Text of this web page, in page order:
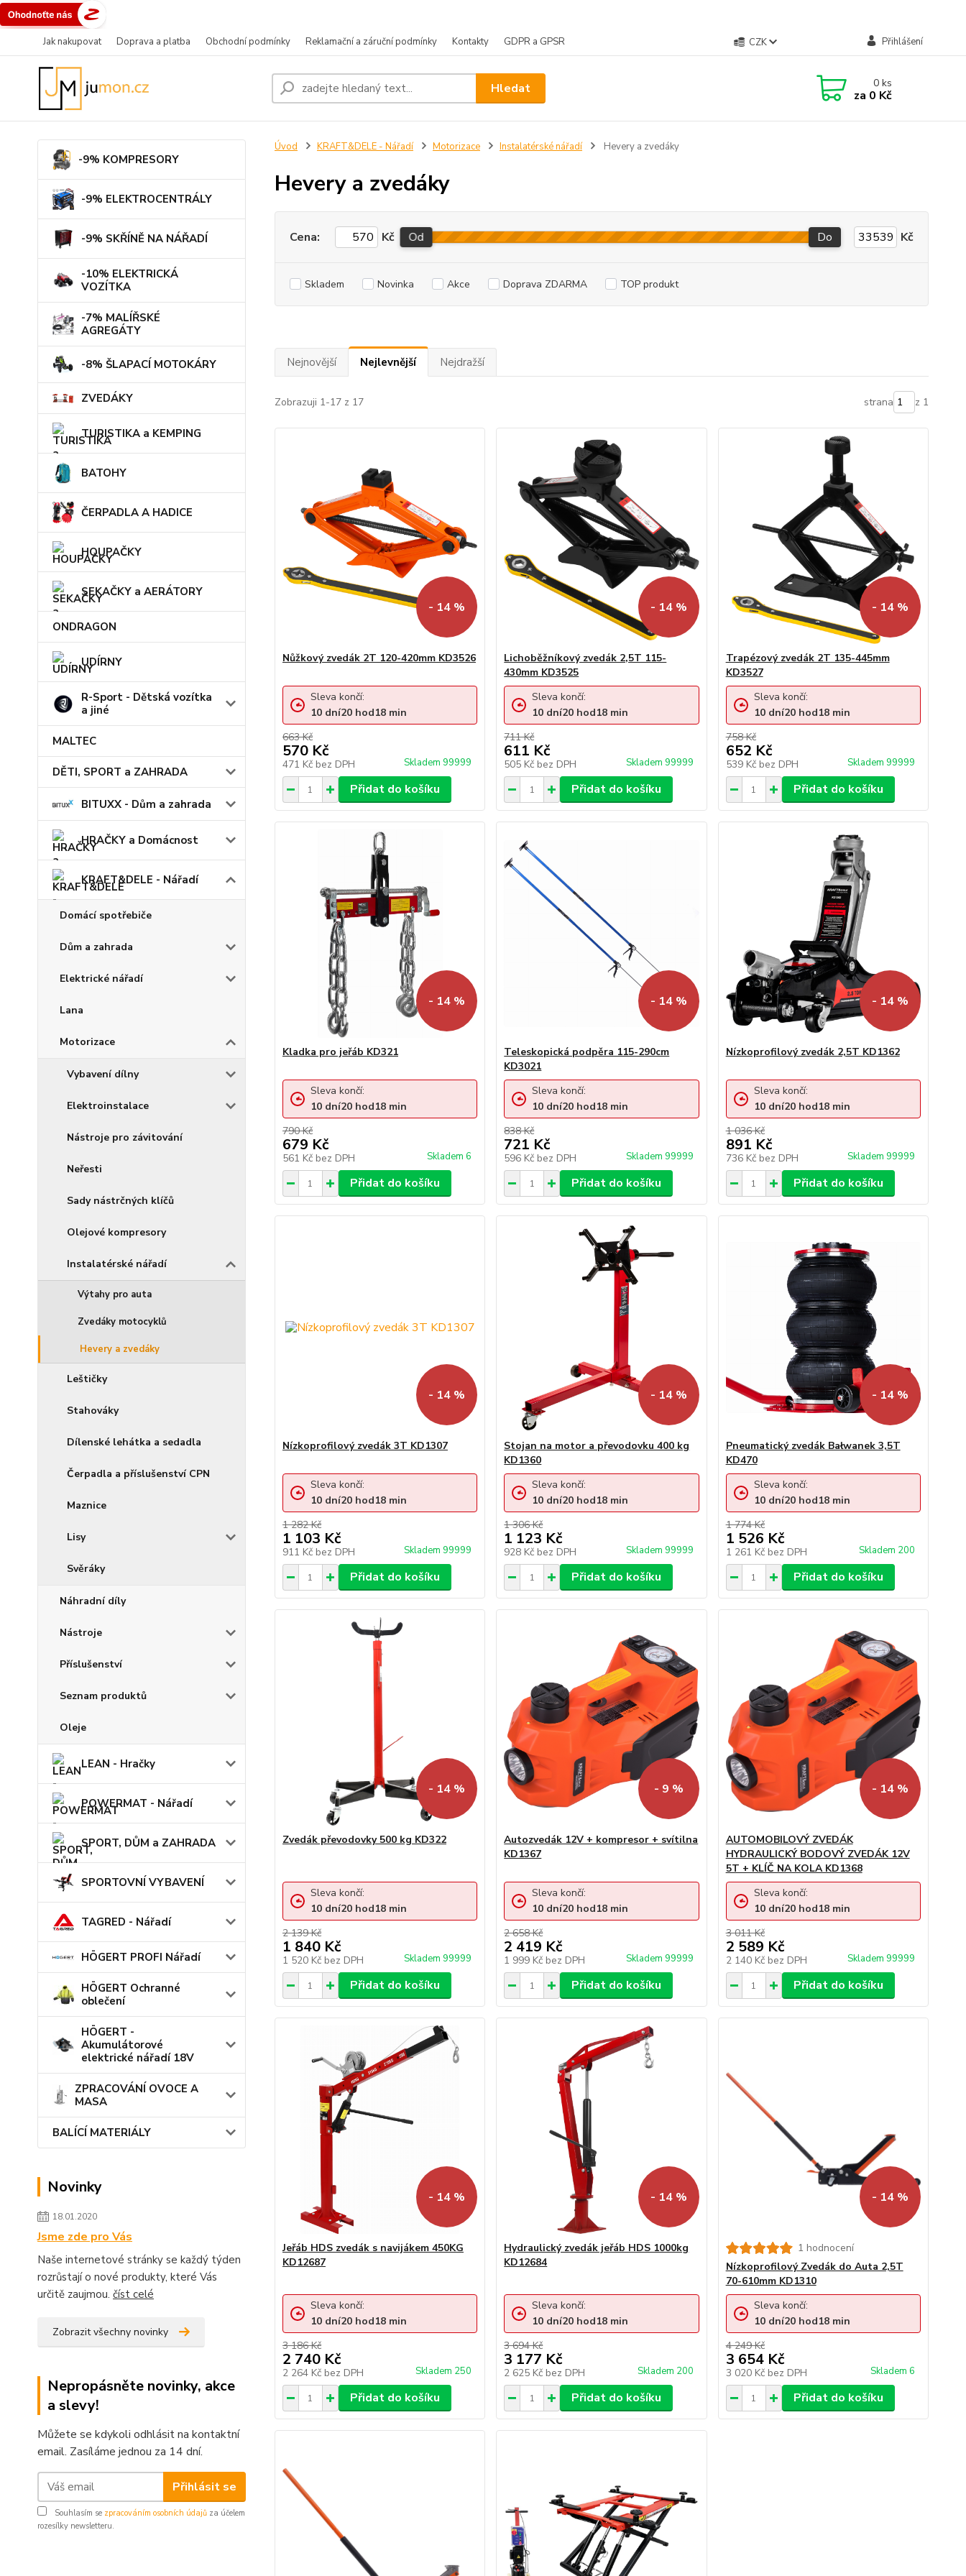
Jak nakupovat Doprava a platba Obchodní podmínky Reklamační a záruční podmínky Kontakty GDPR a GPSR CZK Přihlášení
Hledat 0ks
za 0 Kč
-9% KOMPRESORY
-9% ELEKTROCENTRÁLY
-9% SKŘÍNĚ NA NÁŘADÍ
-10% ELEKTRICKÁ
VOZÍTKA
-7% MALÍŘSKÉ
AGREGÁTY
-8% ŠLAPACÍ MOTOKÁRY
ZVEDÁKY
TURISTIKA a KEMPING
BATOHY
ČERPADLA A HADICE
HOUPAČKY
SEKAČKY a AERÁTORY
ONDRAGON
UDÍRNY
R-Sport - Dětská vozítka
a jiné
MALTEC
DĚTI, SPORT a ZAHRADA
BITUXX - Dům a zahrada
HRAČKY a Domácnost
KRAFT&DELE - Nářadí
Domácí spotřebiče
Dům a zahrada
Elektrické nářadí
Lana
Motorizace
Vybavení dílny
Elektroinstalace
Nástroje pro závitování
Neřesti
Sady nástrčných klíčů
Olejové kompresory
Instalatérské nářadí
Výtahy pro auta
Zvedáky motocyklů
Hevery a zvedáky
Leštičky
Stahováky
Dílenské lehátka a sedadla
Čerpadla a příslušenství CPN
Maznice
Lisy
Svěráky
Náhradní díly
Nástroje
Příslušenství
Seznam produktů
Oleje
LEAN - Hračky
POWERMAT - Nářadí
SPORT, DŮM a ZAHRADA
SPORTOVNÍ VYBAVENÍ
TAGRED - Nářadí
HÖGERT PROFI Nářadí
HÖGERT Ochranné
oblečení
HÖGERT -
Akumulátorové
elektrické nářadí 18V
ZPRACOVÁNÍ OVOCE A
MASA
BALÍCÍ MATERIÁLY
Novinky
18.01.2020
Jsme zde pro Vás
Naše internetové stránky se každý týden
rozrůstají o nové produkty, které Vás
určitě zaujmou. číst celé
Zobrazit všechny novinky
Nepropásněte novinky, akce
a slevy!
Můžete se kdykoli odhlásit na kontaktní
email. Zasíláme jednou za 14 dní.
Přihlásit se
Souhlasím se zpracováním osobních údajů za účelem
rozesílky newsletteru.
Úvod KRAFT&DELE - Nářadí Motorizace Instalatérské nářadí Hevery a zvedáky
Hevery a zvedáky
Cena: Kč Od Do Kč
Skladem Novinka Akce Doprava ZDARMA TOP produkt
Nejnovější Nejlevnější Nejdražší
Zobrazuji 1-17 z 17 strana z 1
- 14 %
Nůžkový zvedák 2T 120-420mm KD3526
663 Kč
570 Kč
471 Kč bez DPH Skladem 99999
Sleva končí:
10 dní20hod18min
Přidat do košíku
- 14 %
Lichoběžníkový zvedák 2,5T 115-
430mm KD3525
711 Kč
611 Kč
505 Kč bez DPH Skladem 99999
Sleva končí:
10 dní20 hod18 min
Přidat do košíku
- 14 %
Trapézový zvedák 2T 135-445mm
KD3527
758 Kč
652 Kč
539 Kč bez DPH Skladem 99999
Sleva končí:
10 dní20hod18min
Přidat do košíku
- 14 %
Kladka pro jeřáb KD321
790 Kč
679 Kč
561 Kč bez DPH Skladem 6
Sleva končí:
10 dní20hod18min
Přidat do košíku
- 14 %
Teleskopická podpěra 115-290cm
KD3021
838 Kč
721 Kč
596 Kč bez DPH Skladem 99999
Sleva končí:
10 dní20 hod18 min
Přidat do košíku
- 14 %
Nízkoprofilový zvedák 2,5T KD1362
1 036 Kč
891 Kč
736 Kč bez DPH Skladem 99999
Sleva končí:
10 dní20hod18min
Přidat do košíku
- 14 %
Nízkoprofilový zvedák 3T KD1307
1 282 Kč
1 103 Kč
911 Kč bez DPH Skladem 99999
Sleva končí:
10 dní20hod18min
Přidat do košíku
- 14 %
Stojan na motor a převodovku 400 kg
KD1360
1 306 Kč
1 123 Kč
928 Kč bez DPH Skladem 99999
Sleva končí:
10 dní20 hod18 min
Přidat do košíku
- 14 %
Pneumatický zvedák Bałwanek 3,5T
KD470
1 774 Kč
1 526 Kč
1 261 Kč bez DPH Skladem 200
Sleva končí:
10 dní20hod18min
Přidat do košíku
- 14 %
Zvedák převodovky 500 kg KD322
2 139 Kč
1 840 Kč
1 520 Kč bez DPH Skladem 99999
Sleva končí:
10 dní20hod18min
Přidat do košíku
- 9 %
Autozvedák 12V + kompresor + svítilna
KD1367
2 658 Kč
2 419 Kč
1 999 Kč bez DPH Skladem 99999
Sleva končí:
10 dní20 hod18 min
Přidat do košíku
- 14 %
AUTOMOBILOVÝ ZVEDÁK
HYDRAULICKÝ BODOVÝ ZVEDÁK 12V
5T + KLÍČ NA KOLA KD1368
3 011 Kč
2 589 Kč
2 140 Kč bez DPH Skladem 99999
Sleva končí:
10 dní20hod18min
Přidat do košíku
- 14 %
Jeřáb HDS zvedák s navijákem 450KG
KD12687
3 186 Kč
2 740 Kč
2 264 Kč bez DPH Skladem 250
Sleva končí:
10 dní20hod18min
Přidat do košíku
- 14 %
Hydraulický zvedák jeřáb HDS 1000kg
KD12684
3 694 Kč
3 177 Kč
2 625 Kč bez DPH Skladem 200
Sleva končí:
10 dní20 hod18 min
Přidat do košíku
- 14 %
1 hodnocení
Nízkoprofilový Zvedák do Auta 2,5T
70-610mm KD1310
4 249 Kč
3 654 Kč
3 020 Kč bez DPH Skladem 6
Sleva končí:
10 dní20hod18min
Přidat do košíku